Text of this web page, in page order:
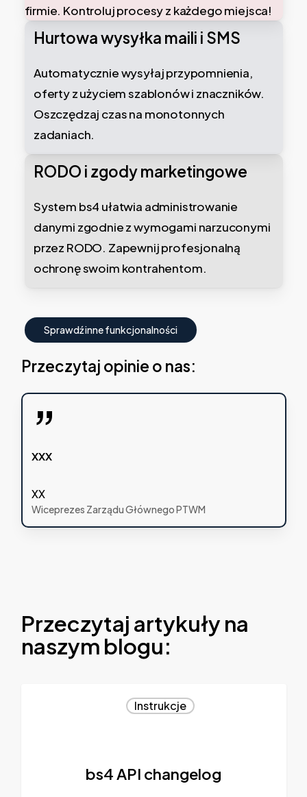
firmie. Kontroluj procesy z każdego miejsca!
Hurtowa wysyłka maili i SMS
Automatycznie wysyłaj przypomnienia,
oferty z użyciem szablonów i znaczników.
Oszczędzaj czas na monotonnych
zadaniach.
RODO i zgody marketingowe
System bs4 ułatwia administrowanie
danymi zgodnie z wymogami narzuconymi
przez RODO. Zapewnij profesjonalną
ochronę swoim kontrahentom.
Sprawdźinnefunkcjonalności
Przeczytaj opinie o nas:
”
xxx
XX
Wiceprezes Zarządu Głównego PTWM
Przeczytaj artykuły na
naszym blogu:
Instrukcje
bs4 API changelog